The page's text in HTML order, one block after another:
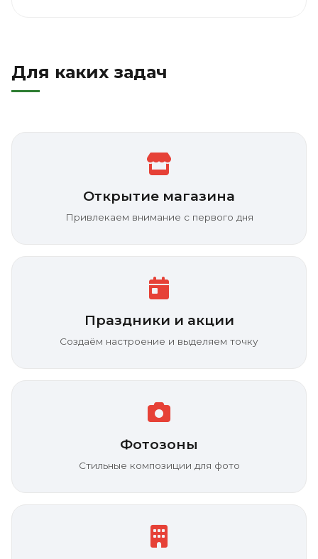
Для каких задач
Открытие магазина
Привлекаем внимание с первого дня
Праздники и акции
Создаём настроение и выделяем точку
Фотозоны
Стильные композиции для фото